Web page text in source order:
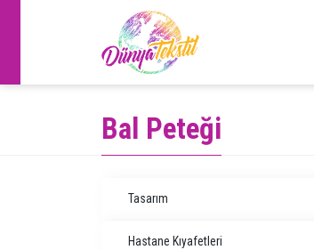
Bal Peteği
Tasarım
Hastane Kıyafetleri